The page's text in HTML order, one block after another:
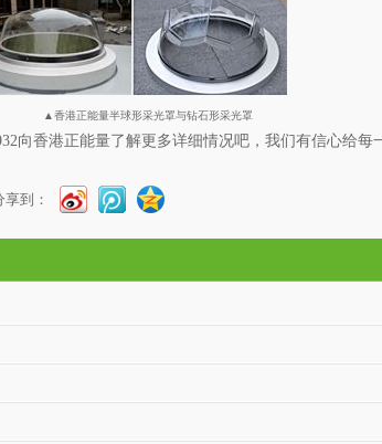
▲香港正能量半球形采光罩与钻石形采光罩
向香港正能量了解更多详细情况吧，我们有信心给每
享到：